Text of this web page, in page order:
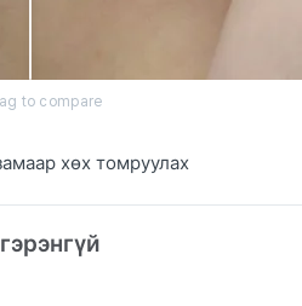
to compare
хөх томруулах